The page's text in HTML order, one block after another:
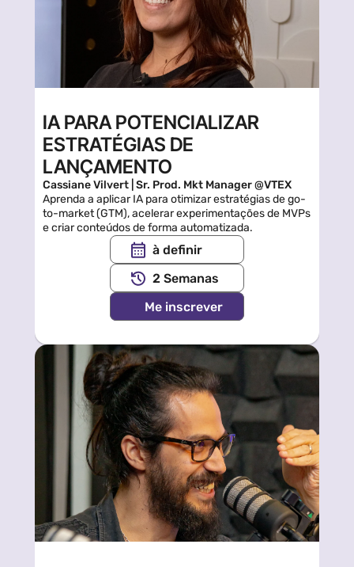
IA PARA POTENCIALIZAR
ESTRATÉGIAS DE
LANÇAMENTO
Cassiane Vilvert | Sr. Prod. Mkt Manager @VTEX
Aprenda a aplicar IA para otimizar estratégias de go-
to-market (GTM), acelerar experimentações de MVPs
e criar conteúdos de forma automatizada.
à definir
2 Semanas
Me inscrever